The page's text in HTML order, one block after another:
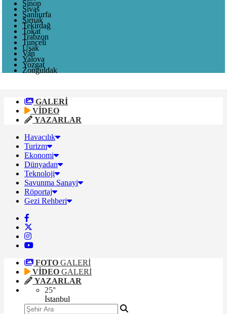
Sinop
Sivas
Şanlıurfa
Şırnak
Tekirdağ
Tokat
Trabzon
Tunceli
Uşak
Van
Yalova
Yozgat
Zonguldak
GALERİ
VİDEO
YAZARLAR
Havacılık
Turizm
Ekonomi
Dünyadan
Teknoloji
Savunma Sanayi
Röportaj
Gezi Rehberi
FOTO GALERİ
VİDEO GALERİ
YAZARLAR
25°
İstanbul